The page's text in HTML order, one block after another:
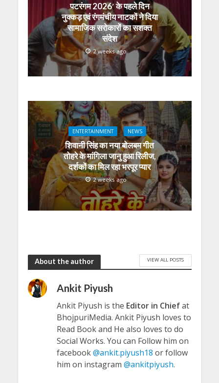
पटरंगम 2026′ के पहले दिन
नुक्कड़ एवं रंगमंचीय नाटकों ने दिया
सामाजिक सरोकारों का सशक्त
संदेश
2 weeks ago
ENTERTAINMENT NEWS
शिवानी सिंह का नया बोलबम गीत
तोहरे के मांगिला जानु हुआ रिलीज,
दर्शकों का मिल रहा भरपूर प्यार
2 weeks ago
About the author VIEW ALL POSTS
Ankit Piyush
Ankit Piyush is the Editor in Chiefat
BhojpuriMedia. Ankit Piyush loves to
Read Book and He also loves to do
Social Works. You can Follow him on
facebook@ankit.piyush18 or follow
him on instagram @ankitpiyush.